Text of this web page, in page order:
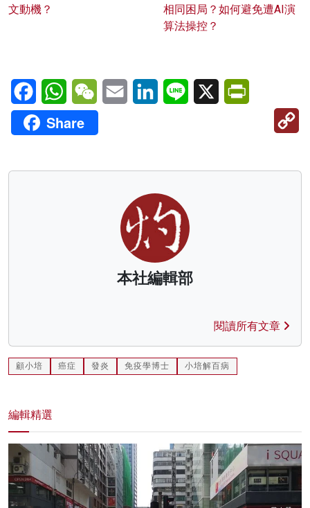
文動機？
相同困局？如何避免遭AI演
算法操控？
FacebookWhatsAppWeChatEmail LinkedInLine X
Share
本社編輯部
閱讀所有文章
顧小培 癌症 發炎 免疫學博士 小培解百病
編輯精選